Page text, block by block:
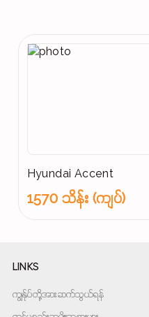
Hyundai Accent
1570 သိန်း (ကျပ်)
LINKS
ကျွန်ုပ်တို့အားဆက်သွယ်ရန်